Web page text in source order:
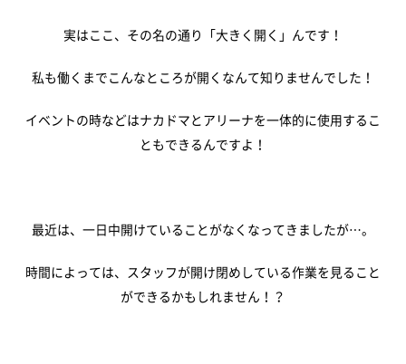
実はここ、その名の通り「大きく開く」んです！
私も働くまでこんなところが開くなんて知りませんでした！
イベントの時などはナカドマとアリーナを一体的に使用するこ
ともできるんですよ！
最近は、一日中開けていることがなくなってきましたが…。
時間によっては、スタッフが開け閉めしている作業を見ること
ができるかもしれません！？
新着情報
すべてのお知らせ 重要なお知らせ
イベント
電子ブック